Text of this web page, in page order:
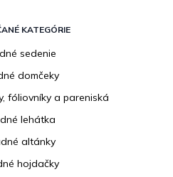
KATEGÓRIE
sedenie
domčeky
fóliovníky a pareniská
lehátka
altánky
hojdačky